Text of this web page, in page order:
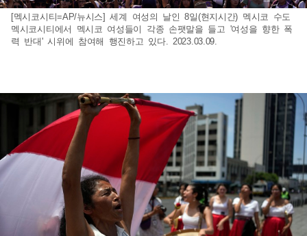
[멕시코시티=AP/뉴시스] 세계 여성의 날인 8일(현지시간) 멕시코 수도
멕시코시티에서 멕시코 여성들이 각종 손팻말을 들고 '여성을 향한 폭
력 반대' 시위에 참여해 행진하고 있다. 2023.03.09.